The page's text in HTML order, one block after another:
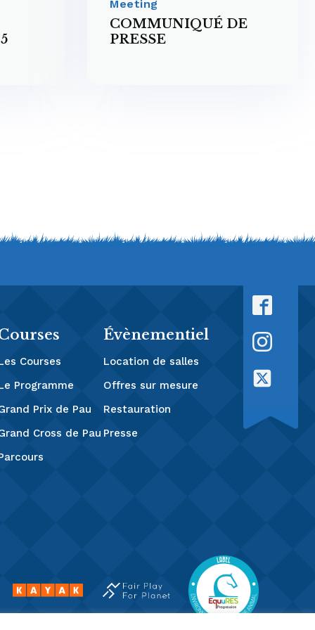
Meeting
COMMUNIQUÉ DE
PRESSE
Courses
Programme
Prix de Pau
Cross de Pau
Évènementiel
Location de salles
Offres sur mesure
Restauration
Presse